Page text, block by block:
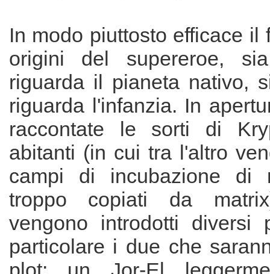
In modo piuttosto efficace il
origini del supereroe,
riguarda il pianeta nativo,
riguarda l'infanzia. In
raccontate le sorti di
abitanti (in cui tra l'altro
campi di incubazione di
troppo copiati da
vengono introdotti diversi
particolare i due che